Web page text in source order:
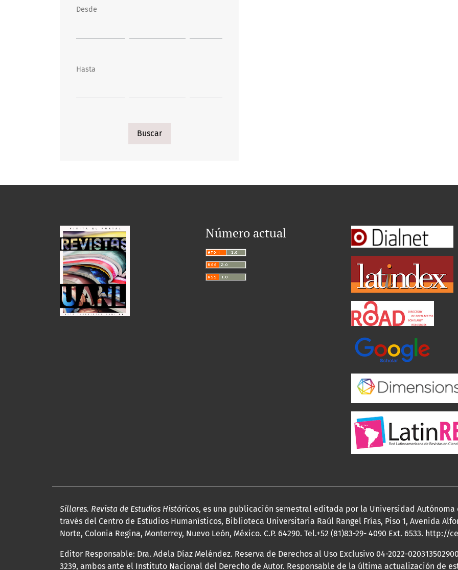
Desde
Hasta
Buscar
Número actual
Sillares. Revista de Estudios Históricos, es una publicación semestral editada por la Universidad Autónoma
través del Centro de Estudios Humanísticos, Biblioteca Universitaria Raúl Rangel Frías, Piso 1, Avenida
Norte, Colonia Regina, Monterrey, Nuevo León, México. C.P. 64290. Tel.+52 (81)83-29- 4090 Ext. 6533. http://
Editor Responsable: Dra. Adela Díaz Meléndez. Reserva de Derechos al Uso Exclusivo 04-2022-
3239, ambos ante el Instituto Nacional del Derecho de Autor. Responsable de la última actualización de